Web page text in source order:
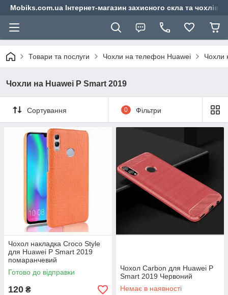
Mobiks.com.ua Інтернет-магазин захисного скла та чохлів
Товари та послуги Чохли на телефон Huawei Чохли
Чохли на Huawei P Smart 2019
Сортування 0 Фільтри
Чохол накладка Croco Style
для Huawei P Smart 2019
помаранчевий
Готово до відправки
120 ₴
Чохол Carbon для Huawei P
Smart 2019 Червоний
Немає в наявності